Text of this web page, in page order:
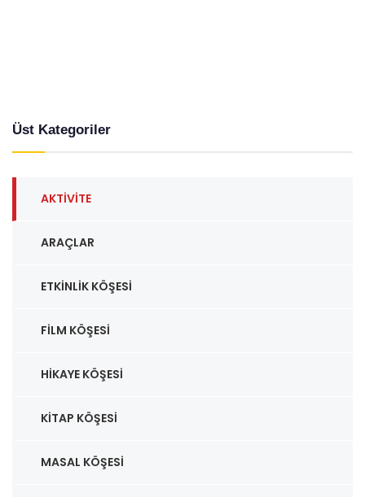
Üst Kategoriler
AKTIVITE
ARAÇLAR
ETKINLIK KÖŞESI
FILM KÖŞESI
HIKAYE KÖŞESI
KITAP KÖŞESI
MASAL KÖŞESI